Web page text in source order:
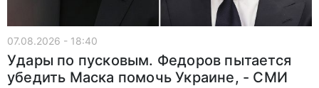
07.08.2026 - 18:40
Удары по пусковым. Федоров пытается
убедить Маска помочь Украине, - СМИ